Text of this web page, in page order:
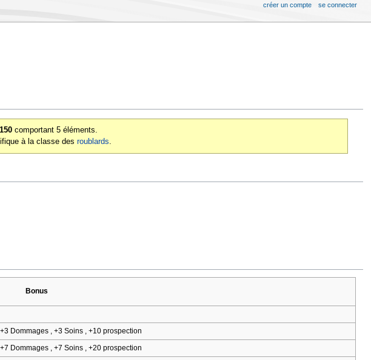
150 comportant 5 éléments.
à la classe des roublards.
Bonus
Dommages , +3 Soins , +10 prospection
Dommages , +7 Soins , +20 prospection
créer un compte se connecter